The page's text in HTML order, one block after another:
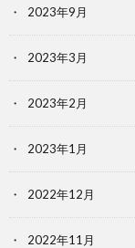
2023年9月
2023年3月
2023年2月
2023年1月
2022年12月
2022年11月